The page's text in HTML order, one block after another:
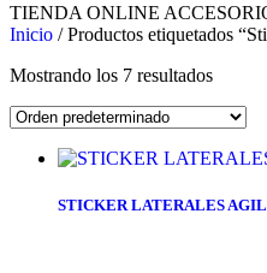
TIENDA ONLINE
Inicio / Productos etiquetados
Mostrando los 7 resultados
STICKER LATERALES